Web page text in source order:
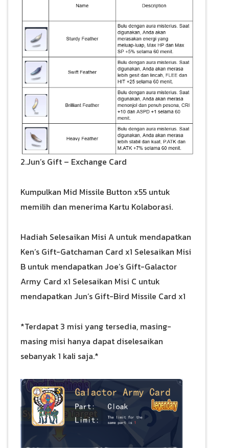
2.Jun’s Gift – Exchange Card
Kumpulkan Mid Missile Button x55 untuk
memilih dan menerima Kartu Kolaborasi.
Hadiah Selesaikan Misi A untuk mendapatkan
Ken’s Gift-Gatchaman Card x1 Selesaikan Misi
B untuk mendapatkan Joe’s Gift-Galactor
Army Card x1 Selesaikan Misi C untuk
mendapatkan Jun’s Gift-Bird Missile Card x1
*Terdapat 3 misi yang tersedia, masing-
masing misi hanya dapat diselesaikan
sebanyak 1 kali saja.*